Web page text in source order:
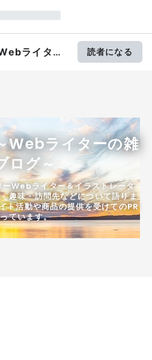
ライター
読者になる
ライターの雑
ログ～
ーWebライター＆イラストレータ
趣味・訪問先などについて語りま
ト活動や商品の提供を受けてのPR
ています。